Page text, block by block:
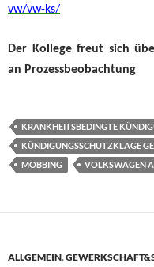
vw/vw-ks/
Der Kollege freut sich
an Prozessbeobachtung
KRANKHEITSBEDINGTE
KÜNDIGUNGSSCHUTZKLAGE
MOBBING
VOLKSWAGEN
ALLGEMEIN,